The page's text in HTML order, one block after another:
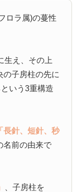
ロラ属)の蔓性
生え、その上
の子房柱の先に
いう3重構造
「長針、短針、秒
名前の由来で
、子房柱を